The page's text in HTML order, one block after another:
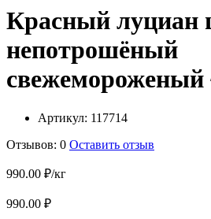
Красный луциан
непотрошёный
свежемороженый
Артикул: 117714
Отзывов: 0 Оставить отзыв
990.00 ₽/кг
990.00 ₽